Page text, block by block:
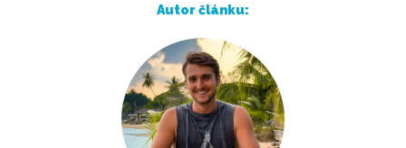
Autor článku: